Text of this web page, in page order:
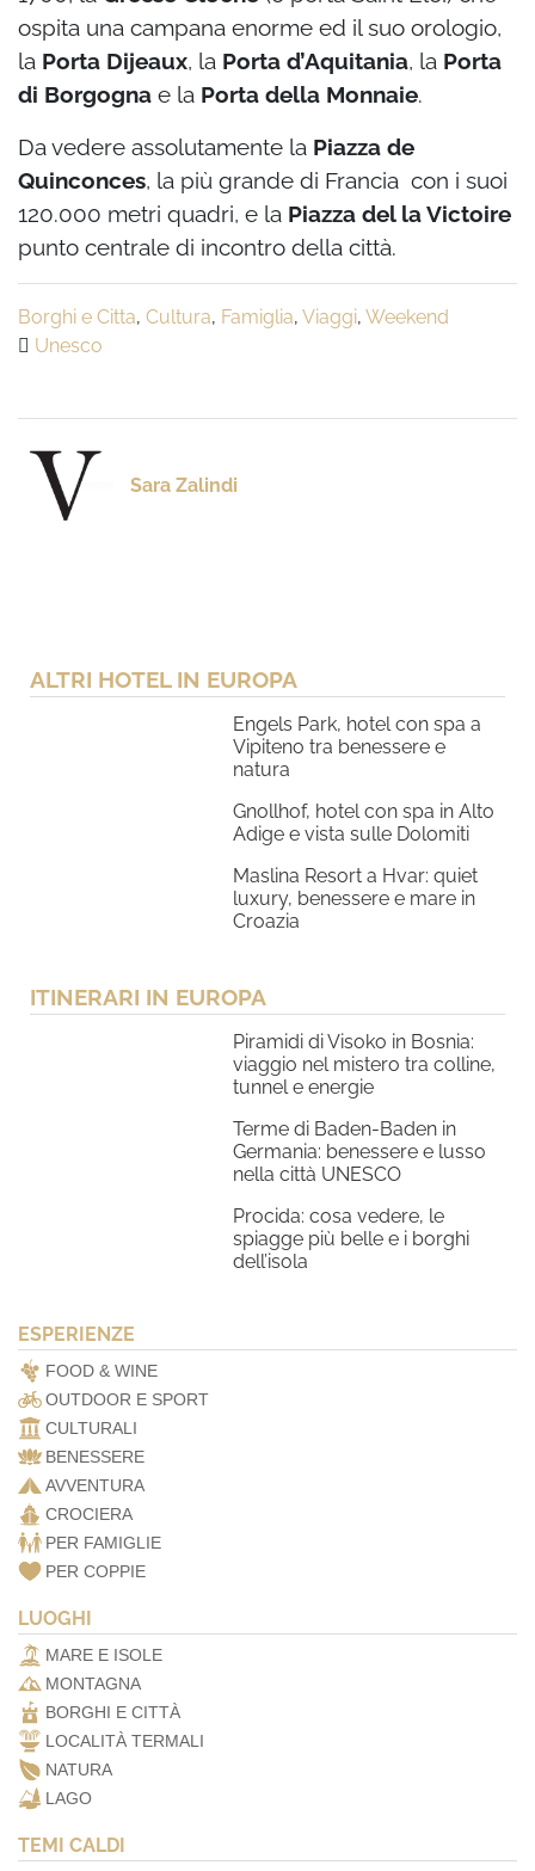
ospita una campana enorme ed il suo orologio,
la Porta Dijeaux, la Porta d’Aquitania, la Porta
di Borgogna e la Porta della Monnaie.
Da vedere assolutamente la Piazza de
Quinconces, la più grande di Francia con i suoi
120.000 metri quadri, e la Piazza del la Victoire
punto centrale di incontro della città.
Borghi e Citta, Cultura, Famiglia, Viaggi, Weekend
Unesco
Sara Zalindi
ALTRI HOTEL IN EUROPA
Engels Park, hotel con spa a
Vipiteno tra benessere e
natura
Gnollhof, hotel con spa in Alto
Adige e vista sulle Dolomiti
Maslina Resort a Hvar: quiet
luxury, benessere e mare in
Croazia
ITINERARI IN EUROPA
Piramidi di Visoko in Bosnia:
viaggio nel mistero tra colline,
tunnel e energie
Terme di Baden-Baden in
Germania: benessere e lusso
nella città UNESCO
Procida: cosa vedere, le
spiagge più belle e i borghi
dell’isola
ESPERIENZE
FOOD & WINE
OUTDOOR E SPORT
CULTURALI
BENESSERE
AVVENTURA
CROCIERA
PER FAMIGLIE
PER COPPIE
LUOGHI
MARE E ISOLE
MONTAGNA
BORGHI E CITTÀ
LOCALITÀ TERMALI
NATURA
LAGO
TEMI CALDI